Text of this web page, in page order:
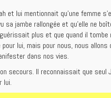
et lui mentionnait qu’une femme
jambe rallongée et qu’elle ne
plus et que quand il
lui, mais pour nous, nous
dans nos vies.
secours. Il reconnaissait que seul
lui.